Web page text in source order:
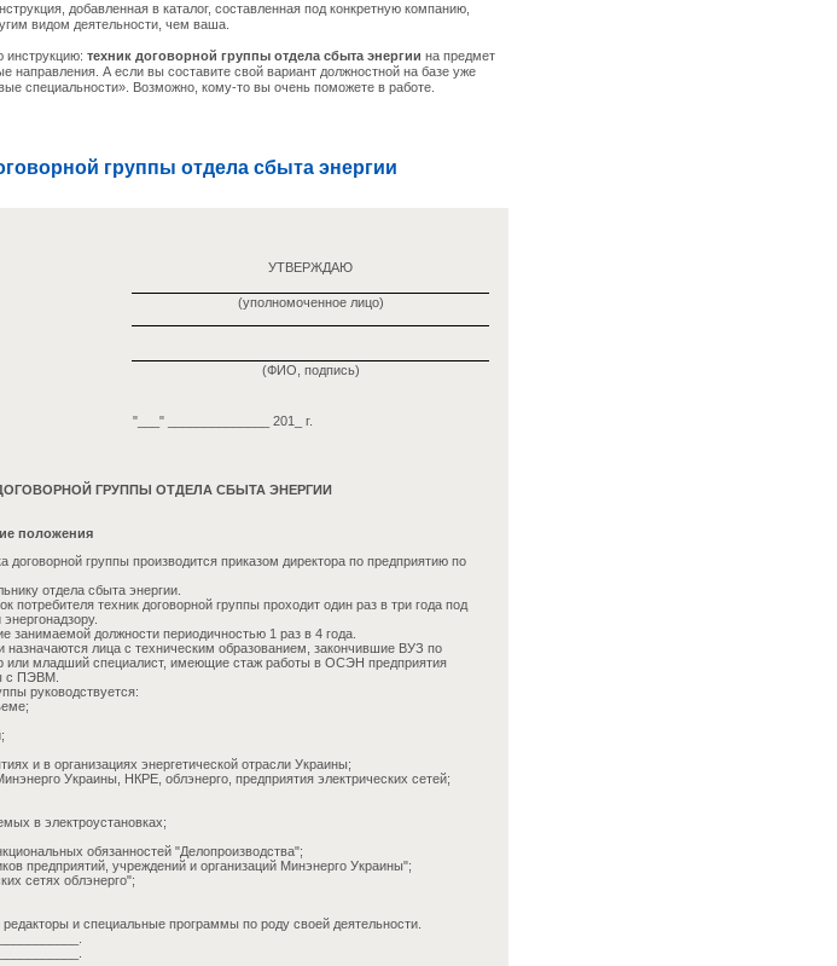
добавленная в каталог, составленная под конкретную компанию,
видом деятельности, чем ваша.
инструкцию: техник договорной группы отдела сбыта энергии на предмет
направления. А если вы составите свой вариант должностной на базе уже
специальности». Возможно, кому-то вы очень поможете в работе.
группы отдела сбыта энергии
УТВЕРЖДАЮ
(уполномоченное лицо)
(ФИО, подпись)
"___" ______________ 201_ г.
ГРУППЫ ОТДЕЛА СБЫТА ЭНЕРГИИ
положения
группы производится приказом директора по предприятию по
отдела сбыта энергии.
техник договорной группы проходит один раз в три года под
занимаемой должности периодичностью 1 раз в 4 года.
назначаются лица с техническим образованием, закончившие ВУЗ по
или младший специалист, имеющие стаж работы в ОСЭН предприятия
с ПЭВМ.
руководствуется:
и в организациях энергетической отрасли Украины;
Украины, НКРЕ, облэнерго, предприятия электрических сетей;
в электроустановках;
обязанностей "Делопроизводства";
предприятий, учреждений и организаций Минэнерго Украины";
сетях облэнерго";
и специальные программы по роду своей деятельности.